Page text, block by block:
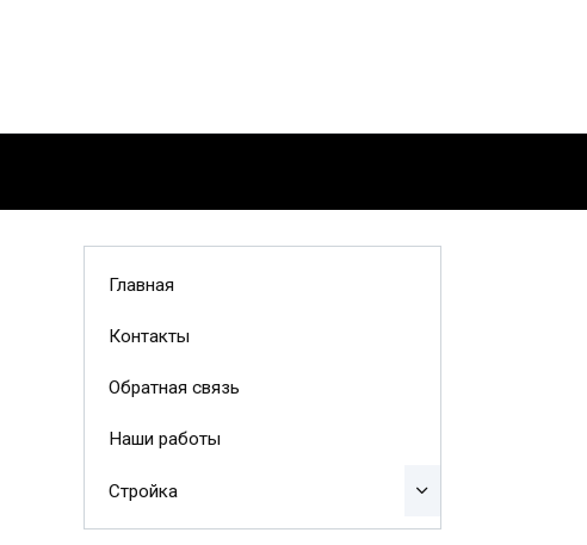
Главная
Контакты
Обратная связь
Наши работы
Стройка